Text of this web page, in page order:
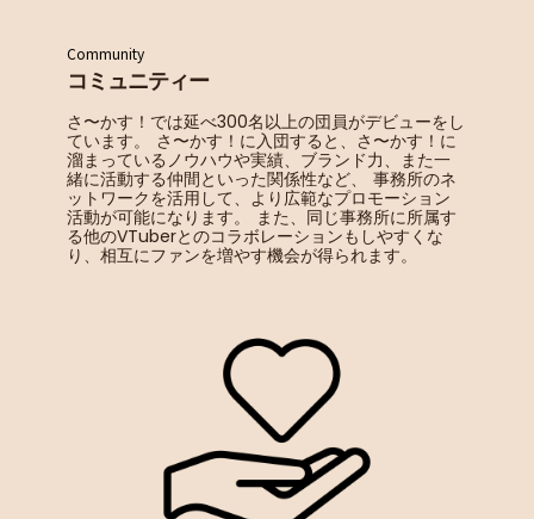
Community
コミュニティー
さ〜かす！では延べ300名以上の団員がデビューをし
ています。 さ〜かす！に入団すると、さ〜かす！に
溜まっているノウハウや実績、ブランド力、また一
緒に活動する仲間といった関係性など、 事務所のネ
ットワークを活用して、より広範なプロモーション
活動が可能になります。 また、同じ事務所に所属す
る他のVTuberとのコラボレーションもしやすくな
り、相互にファンを増やす機会が得られます。